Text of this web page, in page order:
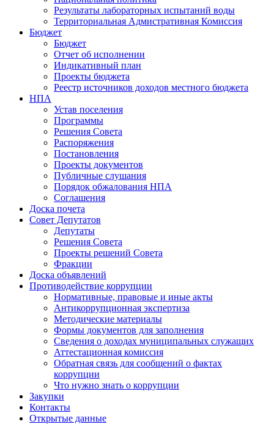
Результаты лабораторных испытаний воды
Территориальная Адмистративная Комиссия
Бюджет
Бюджет
Отчет об исполнении
Индикативный план
Проекты бюджета
Реестр источников доходов местного бюджета
НПА
Устав поселения
Программы
Решения Совета
Распоряжения
Постановления
Проекты документов
Публичные слушания
Порядок обжалования НПА
Соглашения
Доска почета
Совет Депутатов
Депутаты
Решения Совета
Проекты решений Совета
Фракции
Доска объявлений
Противодействие коррупции
Нормативные, правовые и иные акты
Антикоррупционная экспертиза
Методические материалы
Формы документов для заполнения
Сведения о доходах муниципальных служащих
Аттестационная комиссия
Обратная связь для сообщений о фактах
коррупции
Что нужно знать о коррупции
Закупки
Контакты
Открытые данные